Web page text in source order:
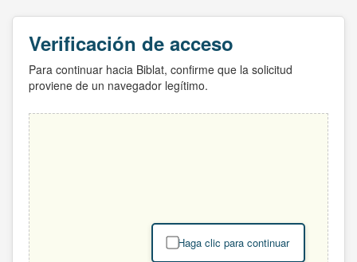
Verificación de acceso
Para continuar hacia Biblat, confirme que la solicitud
proviene de un navegador legítimo.
Haga clic para continuar